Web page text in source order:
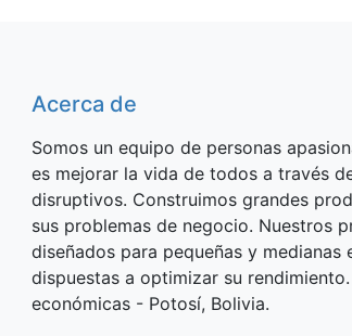
Acerca de
Somos un equipo de personas
es mejorar la vida de todos a través
disruptivos. Construimos grandes
sus problemas de negocio. Nuestros
diseñados para pequeñas y medianas
dispuestas a optimizar su
económicas - Potosí, Bolivia.